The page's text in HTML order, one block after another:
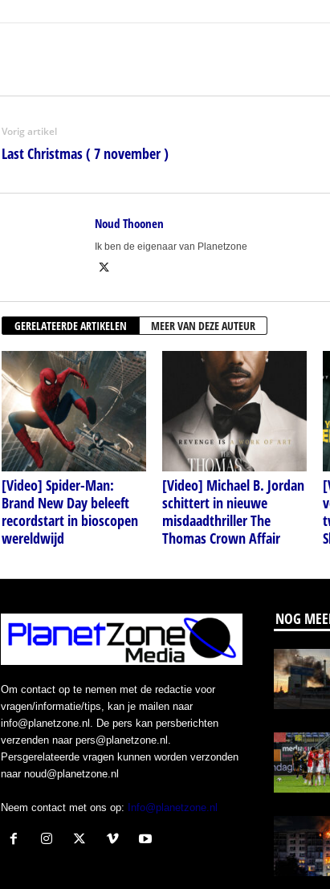
Vorig artikel
Last Christmas ( 7 november )
Noud Thoonen
Ik ben de eigenaar van Planetzone
GERELATEERDE ARTIKELEN MEER VAN DEZE AUTEUR
[Video] Spider-Man:
Brand New Day beleeft
recordstart in bioscopen
wereldwijd
[Video] Michael B. Jordan
schittert in nieuwe
misdaadthriller The
Thomas Crown Affair
Om contact op te nemen met de redactie voor
vragen/informatie/tips, kan je mailen naar
info@planetzone.nl. De pers kan persberichten
verzenden naar pers@planetzone.nl.
Persgerelateerde vragen kunnen worden verzonden
naar noud@planetzone.nl
Neem contact met ons op: Info@planetzone.nl
NOG